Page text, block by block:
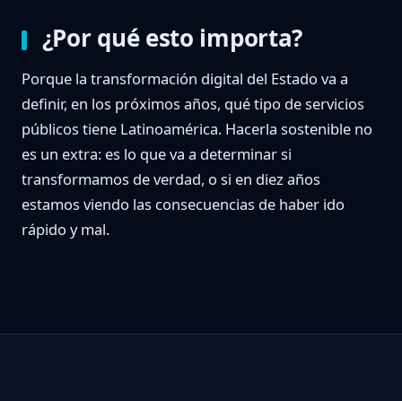
¿Por qué esto importa?
Porque la transformación digital del Estado va a
definir, en los próximos años, qué tipo de servicios
públicos tiene Latinoamérica. Hacerla sostenible no
es un extra: es lo que va a determinar si
transformamos de verdad, o si en diez años
estamos viendo las consecuencias de haber ido
rápido y mal.